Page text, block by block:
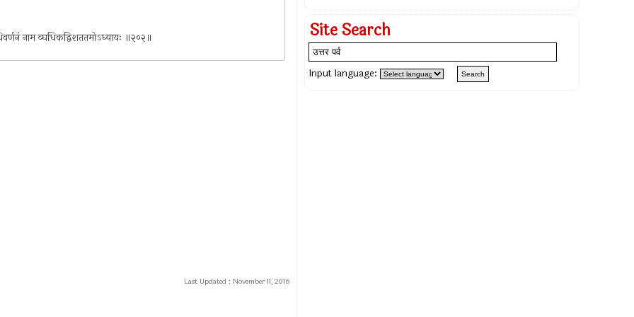
नाम व्घधिकद्विशततमोऽध्यायः ॥२०२॥
Last Updated : November 11, 2016
Site Search
Input language: